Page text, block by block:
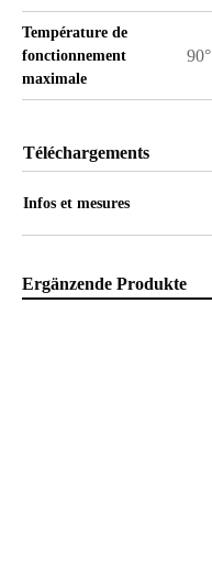
Température de
fonctionnement
maximale
90°
Téléchargements
Infos et mesures
Ergänzende Produkte